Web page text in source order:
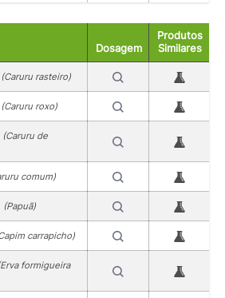
Dosagem
Produtos
Similares
(Caruru rasteiro)
(Caruru roxo)
(Caruru de
comum)
(Papuã)
carrapicho)
formigueira